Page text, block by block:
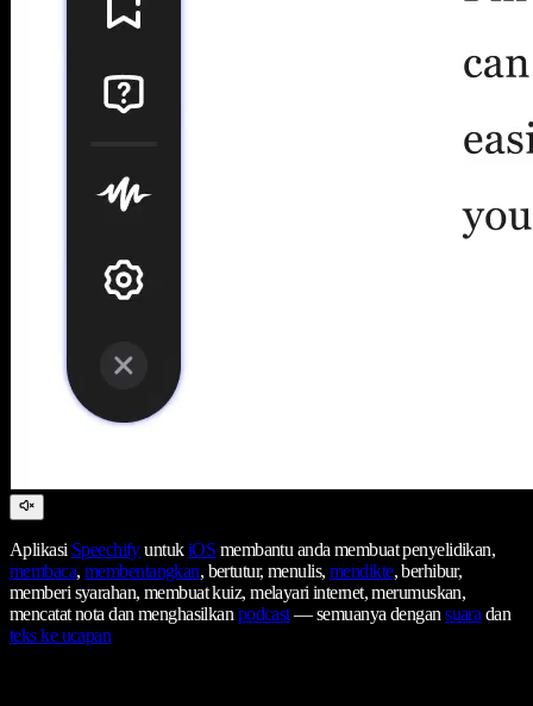
Aplikasi SpeechifyuntukiOS membantu anda membuat penyelidikan,
membaca, membentangkan, bertutur, menulis, mendikte, berhibur,
memberi syarahan, membuat kuiz, melayari internet, merumuskan,
mencatat nota dan menghasilkanpodcast— semuanya dengansuaradan
teks ke ucapan